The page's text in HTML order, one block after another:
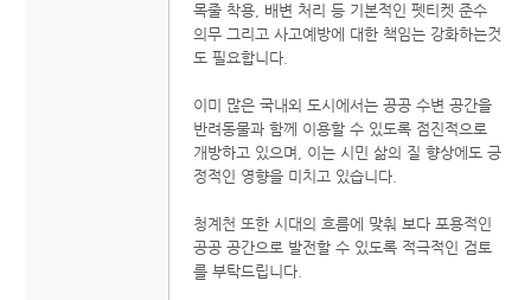
목줄 착용, 배변 처리 등 기본적인 펫티켓 준수
의무 그리고 사고예방에 대한 책임는 강화하는것
도 필요합니다.
이미 많은 국내외 도시에서는 공공 수변 공간을
반려동물과 함께 이용할 수 있도록 점진적으로
개방하고 있으며, 이는 시민 삶의 질 향상에도 긍
정적인 영향을 미치고 있습니다.
청계천 또한 시대의 흐름에 맞춰 보다 포용적인
공공 공간으로 발전할 수 있도록 적극적인 검토
를 부탁드립니다.